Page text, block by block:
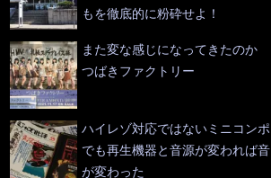
もを徹底的に粉砕せよ！
また変な感じになってきたのか
つばきファクトリー
ハイレゾ対応ではないミニコンポ
でも再生機器と音源が変われば音
が変わった